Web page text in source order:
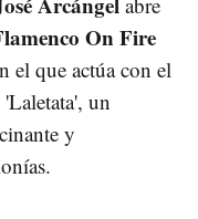
On Fire
el que actúa con el
un
y